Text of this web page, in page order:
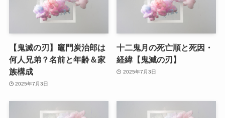
【鬼滅の刃】竈門炭治郎は
何人兄弟？名前と年齢＆家
族構成
2025年7月3日
十二鬼月の死亡順と死因・
経緯【鬼滅の刃】
2025年7月3日